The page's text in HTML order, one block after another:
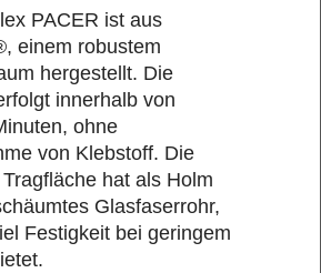
PACER ist aus
einem robustem
hergestellt. Die
innerhalb von
ohne
von Klebstoff. Die
Tragfläche hat als Holm
Glasfaserrohr,
Festigkeit bei geringem